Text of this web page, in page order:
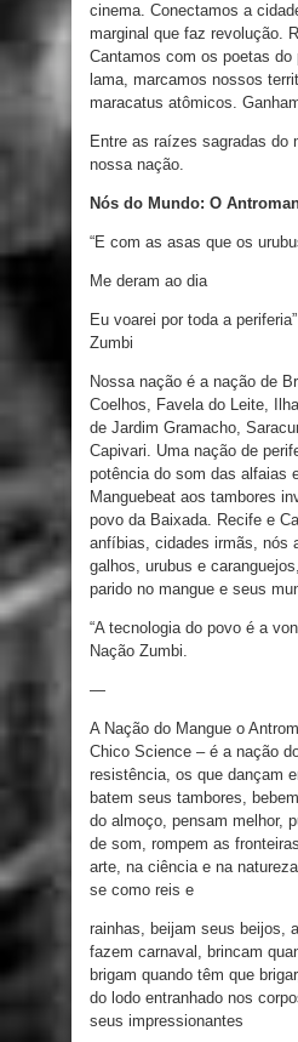
cinema. Conectamos a
marginal que faz revolução.
Cantamos com os poetas do
lama, marcamos nossos
maracatus atômicos.
Entre as raízes sagradas do
nossa nação.
Nós do Mundo: O
“E com as asas que os
Me deram ao dia
Eu voarei por toda a periferia”
Zumbi
Nossa nação é a nação de
Coelhos, Favela do Leite,
de Jardim Gramacho,
Capivari. Uma nação de
potência do som das alfaias
Manguebeat aos tambores
povo da Baixada. Recife e
anfíbias, cidades irmãs, nós
galhos, urubus e caranguejos,
parido no mangue e seus
“A tecnologia do povo é a
Nação Zumbi.
—
A Nação do Mangue o
Chico Science – é a nação
resistência, os que dançam
batem seus tambores, bebem
do almoço, pensam melhor,
de som, rompem as fronteiras
arte, na ciência e na natureza
se como reis e
rainhas, beijam seus beijos,
fazem carnaval, brincam
brigam quando têm que brigar
do lodo entranhado nos
seus impressionantes